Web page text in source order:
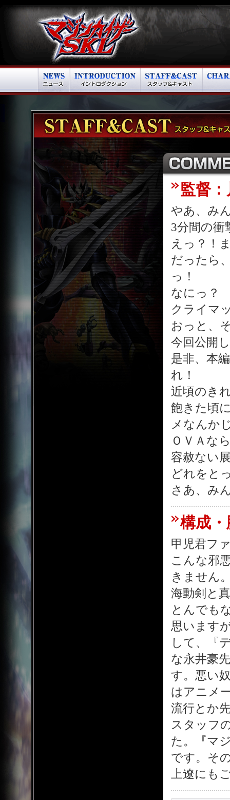
監督
やあ、み
3分間の
えっ？！
だったら
っ！
なにっ？
クライマ
おっと、
今回公開
是非、本
れ！
近頃のき
飽きた頃
メなんか
ＯＶＡな
容赦ない
どれをと
さあ、み
構成
甲児君フ
こんな邪
きません
海動剣と
とんでも
思います
して、『
な永井豪
す。悪い
はアニメ
流行とか
スタッフ
た。『マ
です。そ
上遼にも